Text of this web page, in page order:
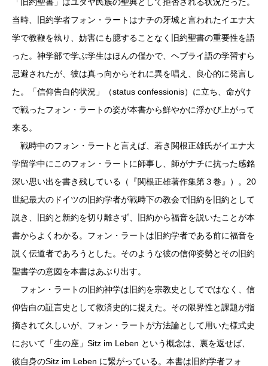
当時、旧約学者フォン・ラートはナチの牙城と言われたイエナ大
学で教鞭を執り、妨害にも臆することなく旧約聖書の重要性を語
った。神学部で学ぶ学生はほんの僅かで、ヘブライ語の学習すら
忌避されたが、彼は真っ向からそれに異を唱え、良心的に発言し
た。「信仰告白的状況」（status confessionis）に立ち、命がけ
で戦ったフォン・ラートの姿が本書から鮮やかに浮かび上がって
来る。
戦時中のフォン・ラートと言えば、若き関根正雄氏がイエナ大
学留学中にこのフォン・ラートに師事し、師がナチに抗った感銘
深い思い出を書き残している（『関根正雄著作集第３巻』）。20
世紀最大のドイツの旧約学者が戦時下の教会で旧約を旧約として
説き、旧約と新約を切り離さず、旧約から福音を説いたことが本
書からよくわかる。フォン・ラートは旧約学者である前に福音を
説く伝道者であろうとした。そのような彼の信仰姿勢とその旧約
聖書学の意図を本書はあぶり出す。
フォン・ラートの旧約神学は旧約を宗教史としてではなく、信
仰告白の証言史として救済史的に捉えた。その限界性と課題が指
摘されて久しいが、フォン・ラートが方法論として用いた様式史
において「生の座」Sitz im Leben という概念は、裏を返せば、
彼自身のSitz im Leben に繋がっている。本書は旧約学者フォ